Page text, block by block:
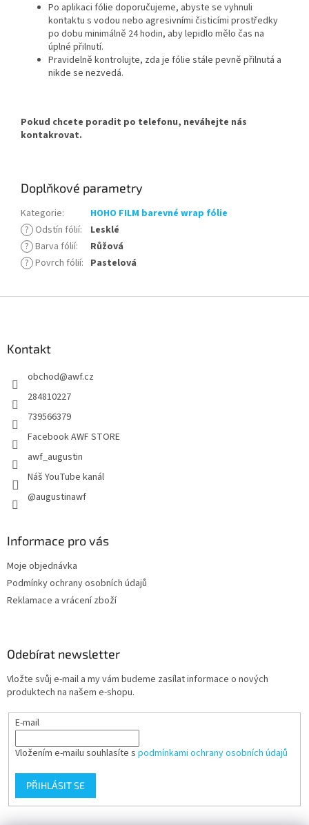
Po aplikaci fólie doporučujeme, abyste se vyhnuli
kontaktu s vodou nebo agresivními čisticími prostředky
po dobu minimálně 24 hodin, aby lepidlo mělo čas na
úplné přilnutí.
Pravidelně kontrolujte, zda je fólie stále pevně přilnutá a
nikde se nezvedá.
Pokud chcete poradit po telefonu, neváhejte nás
kontakrovat.
Doplňkové parametry
Kategorie:
HOHO FILM barevné wrap fólie
? Odstín fólií:
Lesklé
? Barva fólií:
Růžová
? Povrch fólií: Pastelová
Kontakt
obchod@awf.cz
284810227
739566379
Facebook AWF STORE
awf_augustin
Náš YouTube kanál
@augustinawf
Informace pro vás
Moje objednávka
Podmínky ochrany osobních údajů
Reklamace a vrácení zboží
Odebírat newsletter
Vložte svůj e-mail a my vám budeme zasílat informace o nových
produktech na našem e-shopu.
E-mail
Vložením e-mailu souhlasíte s podmínkami ochrany osobních údajů
PŘIHLÁSIT SE